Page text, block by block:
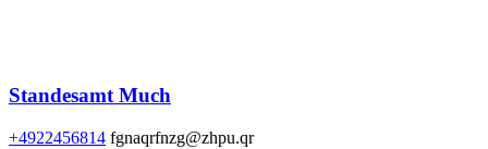
Standesamt Much
+4922456814 fgnaqrfnzg@zhpu.qr